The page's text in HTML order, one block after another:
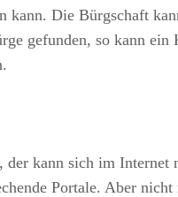
kann. Die Bürgschaft
gefunden, so kann ein
der kann sich im Internet
Portale. Aber